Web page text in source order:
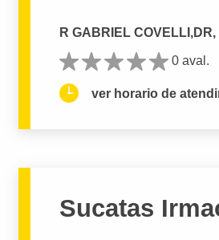
R GABRIEL
0 aval.
ver horario de
Sucatas